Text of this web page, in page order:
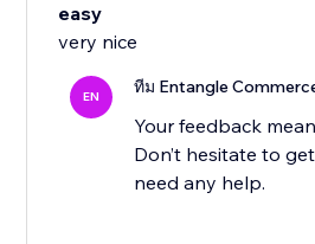
easy
very nice
EN ทีม Entangle
Your feedback
Don’t hesitate to